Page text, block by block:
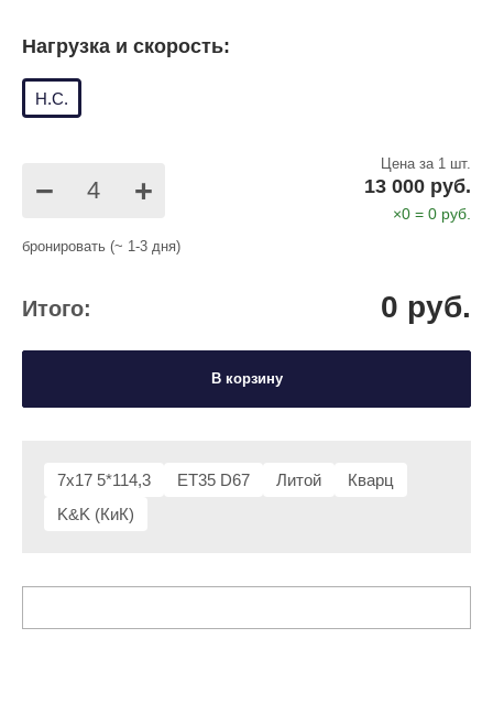
7x17 5*114,3 ET35 D67 Литой
Кварц
K&K (КиК)
Нагрузка и скорость:
Н.С.
− +
Цена за 1 шт.
13 000 руб.
×0 = 0 руб.
бронировать (~ 1-3 дня)
Итого: 0 руб.
В корзину